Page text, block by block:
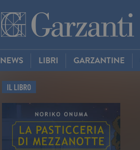
NEWS LIBRI GARZANTINE
IL LIBRO